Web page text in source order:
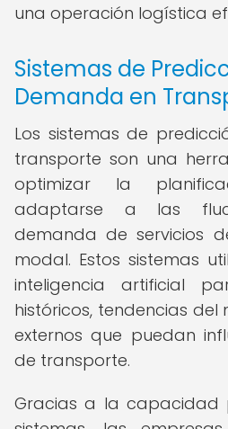
una operación logística
Sistemas de
Demanda en
Los sistemas de
transporte son una
optimizar la
adaptarse a las
demanda de servicios
modal. Estos sistemas
inteligencia artificial
históricos, tendencias
externos que puedan
de transporte.
Gracias a la capacidad